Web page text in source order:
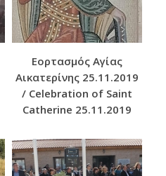
Εορτασμός Αγίας
Αικατερίνης 25.11.2019
/ Celebration of Saint
Catherine 25.11.2019